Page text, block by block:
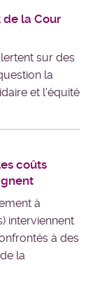
la Cour
sur des
la
et l'équité
coûts
à
interviennent
à des
la